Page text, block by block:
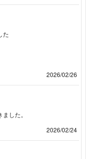
た
2026/02/26
した。
2026/02/24